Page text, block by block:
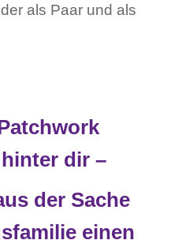
als Paar und als
dir –
der Sache
einen